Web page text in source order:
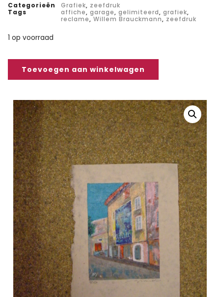
Categorieën Grafiek, zeefdruk
Tags
affiche, garage, gelimiteerd, grafiek,
reclame, Willem Brauckmann, zeefdruk
1 op voorraad
Toevoegen aan winkelwagen